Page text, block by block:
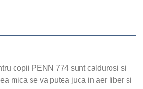
copii PENN 774 sunt caldurosi si
mica se va putea juca in aer liber si